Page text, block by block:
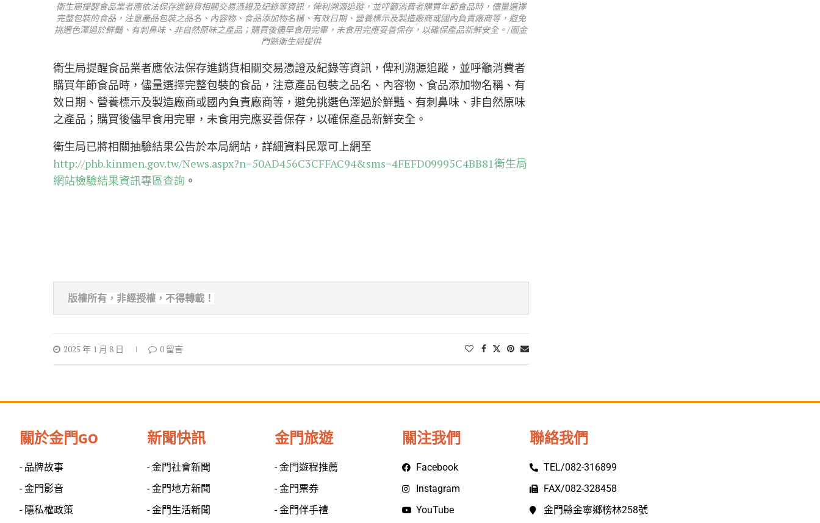
衛生局提醒食品業者應依法保存進銷貨相關交易憑證及紀錄等資訊，俾利溯源追蹤，並呼籲消費者購買年節食品時，儘量選擇
完整包裝的食品，注意產品包裝之品名、內容物、食品添加物名稱、有效日期、營養標示及製造廠商或國內負責廠商等，避免
挑選色澤過於鮮豔、有刺鼻味、非自然原味之產品；購買後儘早食用完畢，未食用完應妥善保存，以確保產品新鮮安全。/圖金
門縣衛生局提供
衛生局提醒食品業者應依法保存進銷貨相關交易憑證及紀錄等資訊，俾利溯源追蹤，並呼籲消費者
購買年節食品時，儘量選擇完整包裝的食品，注意產品包裝之品名、內容物、食品添加物名稱、有
效日期、營養標示及製造廠商或國內負責廠商等，避免挑選色澤過於鮮豔、有刺鼻味、非自然原味
之產品；購買後儘早食用完畢，未食用完應妥善保存，以確保產品新鮮安全。
衛生局已將相關抽驗結果公告於本局網站，詳細資料民眾可上網至
http://phb.kinmen.gov.tw/News.aspx?n=50AD456C3CFFAC94&sms=4FEFD09995C4BB81衛生局
網站檢驗結果資訊專區查詢 。
版權所有，非經授權，不得轉載！
2025 年 1 月 8 日 0 留言
關於金門GO
- 品牌故事
- 金門影音
- 隱私權政策
新聞快訊
- 金門社會新聞
- 金門地方新聞
- 金門生活新聞
金門旅遊
- 金門遊程推薦
- 金門票券
- 金門伴手禮
關注我們
Facebook
Instagram
YouTube
聯絡我們
TEL/082-316899
FAX/082-328458
金門縣金寧鄉榜林258號